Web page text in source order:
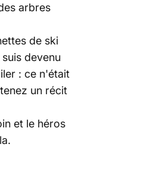
arbres
de ski
devenu
: ce n'était
un récit
et le héros